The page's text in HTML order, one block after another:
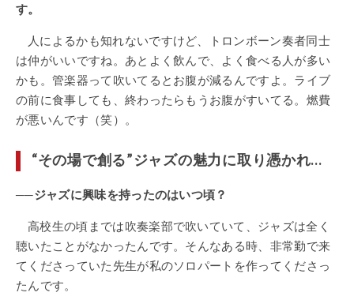
す。
人によるかも知れないですけど、トロンボーン奏者同士
は仲がいいですね。あとよく飲んで、よく食べる人が多い
かも。管楽器って吹いてるとお腹が減るんですよ。ライブ
の前に食事しても、終わったらもうお腹がすいてる。燃費
が悪いんです（笑）。
“その場で創る”ジャズの魅力に取り憑かれ…
──ジャズに興味を持ったのはいつ頃？
高校生の頃までは吹奏楽部で吹いていて、ジャズは全く
聴いたことがなかったんです。そんなある時、非常勤で来
てくださっていた先生が私のソロパートを作ってくださっ
たんです。